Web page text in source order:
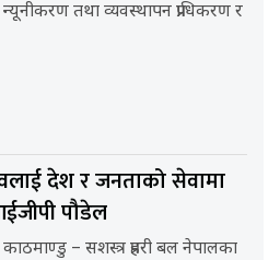
न्यूनीकरण तथा व्यवस्थापन प्राधिकरण र
देश र जनताको सेवामा
पौडेल
काठमाण्डु – सशस्त्र प्रहरी बल नेपालका